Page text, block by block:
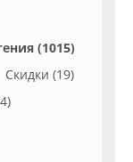
(1015)
Скидки (19)